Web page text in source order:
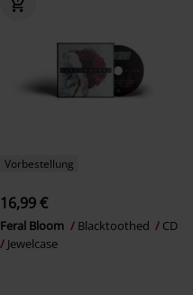
Vorbestellung
16,99 €
Feral Bloom Blacktoothed
CD
Jewelcase